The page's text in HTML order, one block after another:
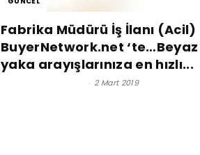
Fabrika Müdürü İş İlanı (Acil)
BuyerNetwork.net ‘te…Beyaz
yaka arayışlarınıza en hızlı...
- 2 Mart 2019